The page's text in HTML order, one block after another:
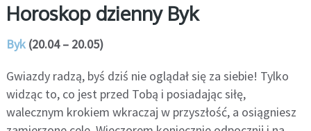
Horoskop dzienny Byk
Byk(20.04 – 20.05)
Gwiazdy radzą, byś dziś nie oglądał się za siebie! Tylko
widząc to, co jest przed Tobą i posiadając siłę,
walecznym krokiem wkraczaj w przyszłość, a osiągniesz